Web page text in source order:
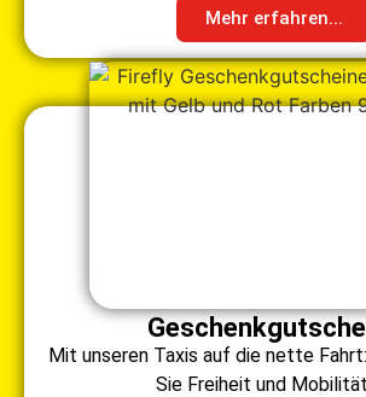
Mehr erfahren...
Mit unseren Taxis auf die nette
Sie Freiheit und